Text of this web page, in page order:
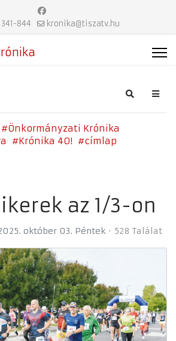
844 kronika@tiszatv.hu
Search
Önkormányzati Krónika
Krónika 40!
címlap
az 1/3-on
október 03. Péntek 528 Találat